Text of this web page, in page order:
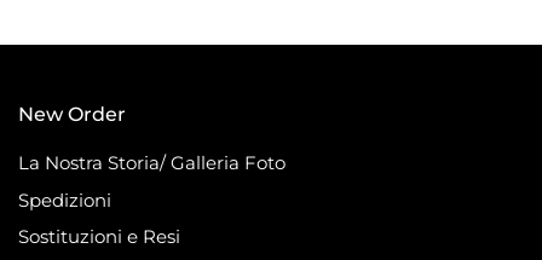
New Order
La Nostra Storia/ Galleria Foto
Spedizioni
Sostituzioni e Resi